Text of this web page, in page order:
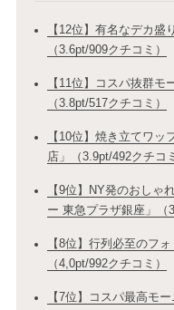
【12位】有名なデカ盛
（3.6pt/909クチコミ）
【11位】コスパ抜群モ
（3.8pt/517クチコミ）
【10位】焼き立てワ
店」（3.9pt/492クチコ
【9位】NY発のおしゃ
ー 東急プラザ銀座」（
【8位】行列必至のフ
（4,0pt/992クチコミ）
【7位】コスパ最高モ